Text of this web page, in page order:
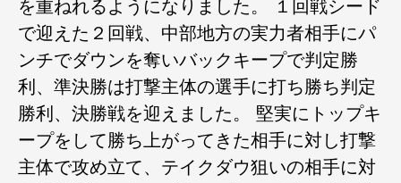
を重ねれるようになりました。 １回戦シード
で迎えた２回戦、中部地方の実力者相手にパ
ンチでダウンを奪いバックキープで判定勝
利、準決勝は打撃主体の選手に打ち勝ち判定
勝利、決勝戦を迎えました。 堅実にトップキ
ープをして勝ち上がってきた相手に対し打撃
主体で攻め立て、テイクダウ狙いの相手に対